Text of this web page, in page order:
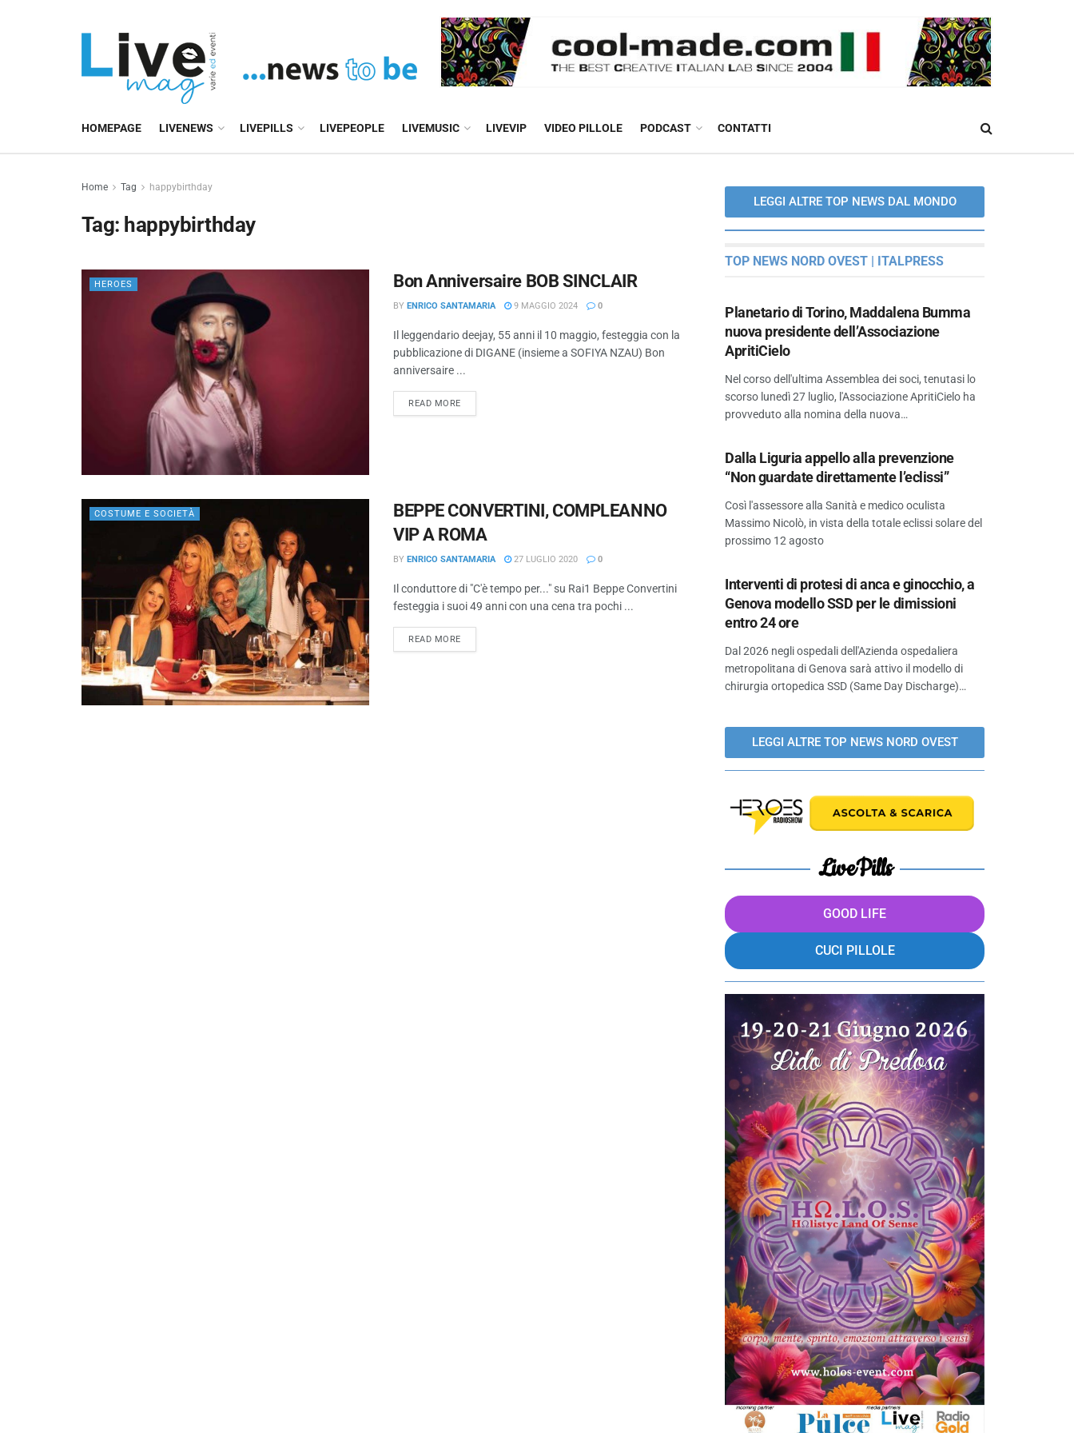
HOMEPAGE LIVENEWS LIVEPILLS LIVEPEOPLE LIVEMUSIC LIVEVIP VIDEO PILLOLE PODCAST CONTATTI
Home Tag happybirthday
Tag: happybirthday
HEROES Bon Anniversaire BOB SINCLAIR
BY ENRICO SANTAMARIA 9 MAGGIO 2024 0
Il leggendario deejay, 55 anni il 10 maggio, festeggia con la
pubblicazione di DIGANE (insieme a SOFIYA NZAU) Bon
anniversaire ...
READ MORE
COSTUME E SOCIETÀ
BEPPE CONVERTINI, COMPLEANNO
VIP A ROMA
BY ENRICO SANTAMARIA 27 LUGLIO 2020 0
Il conduttore di "C'è tempo per..." su Rai1 Beppe Convertini
festeggia i suoi 49 anni con una cena tra pochi ...
READ MORE
LEGGI ALTRE TOP NEWS DAL MONDO
TOP NEWS NORD OVEST | ITALPRESS
Planetario di Torino, Maddalena Bumma
nuova presidente dell’Associazione
ApritiCielo
Nel corso dell'ultima Assemblea dei soci, tenutasi lo
scorso lunedì 27 luglio, l'Associazione ApritiCielo ha
provveduto alla nomina della nuova…
Dalla Liguria appello alla prevenzione
“Non guardate direttamente l’eclissi”
Così l'assessore alla Sanità e medico oculista
Massimo Nicolò, in vista della totale eclissi solare del
prossimo 12 agosto
Interventi di protesi di anca e ginocchio, a
Genova modello SSD per le dimissioni
entro 24 ore
Dal 2026 negli ospedali dell'Azienda ospedaliera
metropolitana di Genova sarà attivo il modello di
chirurgia ortopedica SSD (Same Day Discharge)…
LEGGI ALTRE TOP NEWS NORD OVEST
LivePills
GOOD LIFE
CUCI PILLOLE